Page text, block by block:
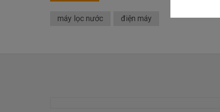
máy lọc nước điện máy